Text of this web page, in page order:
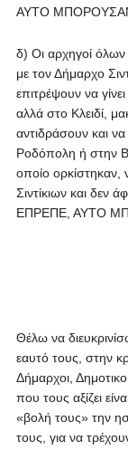
ΑΥΤΟ
δ) Οι αρχηγοί
με τον Δήμαρχο
επιτρέψουν να
αλλά στο Κλειδί,
αντιδράσουν και
Ροδόπολη ή στην
οποίο
Σιντίκιων και δεν
ΕΠΡΕΠΕ, ΑΥΤΟ
Θέλω να
εαυτό τους, στην
Δήμαρχοι,
που τους αξίζει
«βολή τους» την
τους, για να